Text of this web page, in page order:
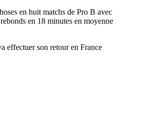
en huit matchs de Pro B avec
en 18 minutes en moyenne
effectuer son retour en France